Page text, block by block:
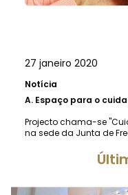
27 janeiro 2020
Notícia
A. Espaço para o
Projecto chama-se
na sede da Junta de